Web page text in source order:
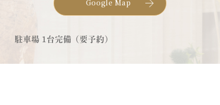
Google Map
駐車場 1台完備（要予約）